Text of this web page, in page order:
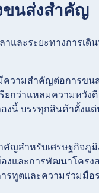
ขนส่งสำคัญ
และระยะทางการเดิ
วามสำคัญต่อการขนส่
ยกว่าแหลมความหวัง
งนี้ บรรทุกสินค้าตั้ง
ญสำหรับเศรษฐกิจภู
และการพัฒนาโครง
ทูตและความร่วมมือ